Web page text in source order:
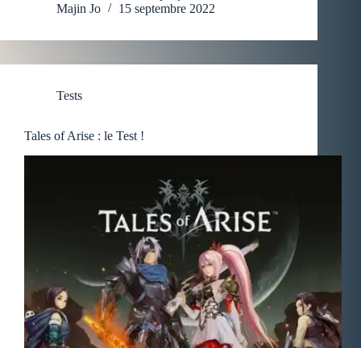
Majin Jo
15 septembre 2022
Tests
Tales of Arise : le Test !